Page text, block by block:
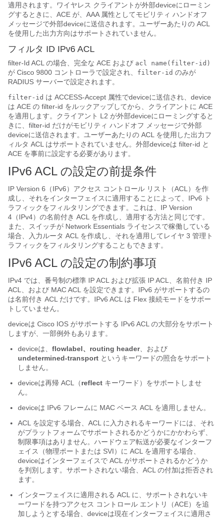
適用されます。ワイヤレス クライアントが外部deviceにローミン
グするときに、ACE が、AAA 属性としてモビリティ ハンドオフ
メッセージで外部deviceに送信されます。ユーザーあたりの ACL
を使用した出力方向はサポートされていません。
フィルタ ID IPv6 ACL
filter-Id ACL の場合、完全な ACE および acl name(filter-id)
が Cisco 9800 コントローラで設定され、 filter-id のみが
RADIUS サーバーで設定されます。
filter-id は ACCESS-Accept 属性でdeviceに送信され、 device
は ACE の filter-id をルックアップしてから、クライアントに ACE
を適用します。クライアント L2 が外部deviceにローミングすると
きに、filter-id だけがモビリティ ハンドオフ メッセージで外部
deviceに送信されます。ユーザーあたりの ACL を使用した出力フ
ィルタ ACL はサポートされていません。外部deviceは filter-id と
ACE を事前に設定する必要があります。
IPv6 ACL の設定の前提条件
IP Version 6（IPv6）アクセス コントロール リスト（ACL）を作
成し、それをインターフェイスに適用することによって、IPv6 ト
ラフィックをフィルタリングできます。これは、IP Version
4（IPv4）の名前付き ACL を作成し、適用する方法と同じです。
また、スイッチが Network Essentials ライセンスで稼働している
場合、入力ルータ ACL を作成し、それを適用してレイヤ 3 管理ト
ラフィックをフィルタリングすることもできます。
IPv6 ACL の設定の制約事項
IPv4 では、番号制の標準 IP ACL および拡張 IP ACL、名前付き IP
ACL、および MAC ACL を設定できます。IPv6 がサポートするの
は名前付き ACL だけです。 IPv6 ACL は Flex 接続モードをサポー
トしていません。
deviceは Cisco IOS がサポートする IPv6 ACL の大部分をサポート
しますが、一部例外もあります。
deviceは、 flowlabel、 routing header、および
undetermined-transport というキーワードの照合をサポート
しません。
deviceは再帰 ACL（reflect キーワード）をサポートしませ
ん。
deviceは IPv6 フレームに MAC ベース ACL を適用しません。
ACL を設定する場合、ACL に入力されるキーワードには、それ
がプラットフォームでサポートされるかどうかにかかわらず、
制限事項はありません。ハードウェア転送が必要なインターフ
ェイス（物理ポートまたは SVI）に ACL を適用する場合、
deviceはインターフェイスで ACL がサポートされるかどうか
を判別します。サポートされない場合、ACL の付加は拒否され
ます。
インターフェイスに適用される ACL に、サポートされないキ
ーワードを持つアクセス コントロール エントリ（ACE）を追
加しようとする場合、 deviceは現在インターフェイスに適用さ